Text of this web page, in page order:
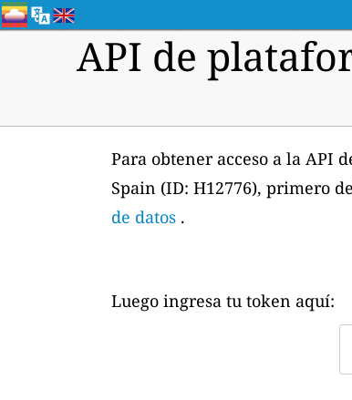
API de
Para obtener acceso a la API
Spain (ID: H12776), primero
de datos .
Luego ingresa tu token aquí: